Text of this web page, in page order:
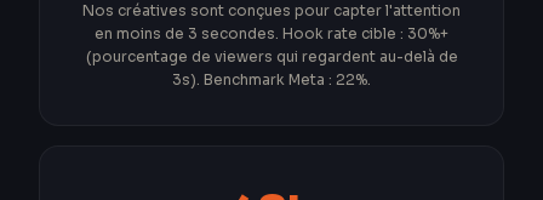
Nos créatives sont conçues pour capter l'attention
en moins de 3 secondes. Hook rate cible : 30%+
(pourcentage de viewers qui regardent au-delà de
3s). Benchmark Meta : 22%.